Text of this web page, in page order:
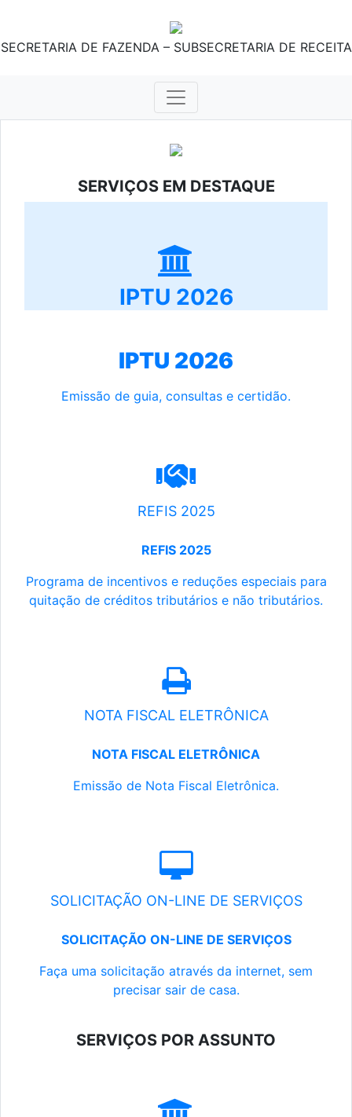
SECRETARIA DE FAZENDA – SUBSECRETARIA DE RECEITA
SERVIÇOS EM DESTAQUE
IPTU 2026
IPTU 2026
Emissão de guia, consultas e certidão.
REFIS 2025
REFIS 2025
Programa de incentivos e reduções especiais para
quitação de créditos tributários e não tributários.
NOTA FISCAL ELETRÔNICA
NOTA FISCAL ELETRÔNICA
Emissão de Nota Fiscal Eletrônica.
SOLICITAÇÃO ON-LINE DE SERVIÇOS
SOLICITAÇÃO ON-LINE DE SERVIÇOS
Faça uma solicitação através da internet, sem
precisar sair de casa.
SERVIÇOS POR ASSUNTO